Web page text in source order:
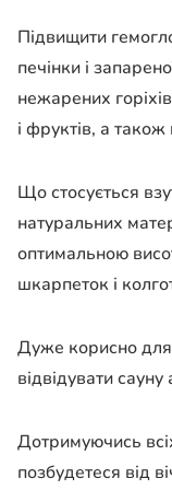
Підвищити
печінки і
нежарених
і фруктів, а
Що стосується
натуральних
оптимальною
шкарпеток і
Дуже корисно для
відвідувати
Дотримуючись
позбудетеся від